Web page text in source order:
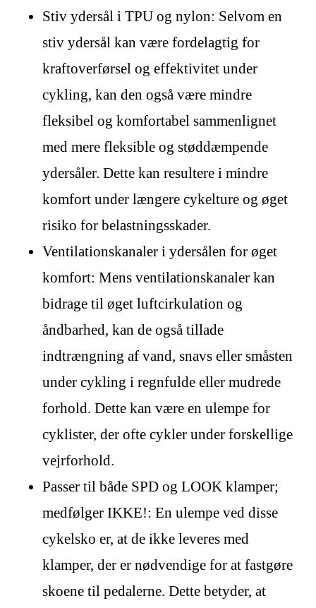
Stiv ydersål i TPU og nylon: Selvom en
stiv ydersål kan være fordelagtig for
kraftoverførsel og effektivitet under
cykling, kan den også være mindre
fleksibel og komfortabel sammenlignet
med mere fleksible og støddæmpende
ydersåler. Dette kan resultere i mindre
komfort under længere cykelture og øget
risiko for belastningsskader.
Ventilationskanaler i ydersålen for øget
komfort: Mens ventilationskanaler kan
bidrage til øget luftcirkulation og
åndbarhed, kan de også tillade
indtrængning af vand, snavs eller småsten
under cykling i regnfulde eller mudrede
forhold. Dette kan være en ulempe for
cyklister, der ofte cykler under forskellige
vejrforhold.
Passer til både SPD og LOOK klamper;
medfølger IKKE!: En ulempe ved disse
cykelsko er, at de ikke leveres med
klamper, der er nødvendige for at fastgøre
skoene til pedalerne. Dette betyder, at